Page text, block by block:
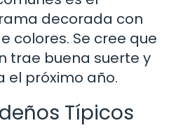
decorada con
colores. Se cree que
trae buena suerte y
el próximo año.
Típicos